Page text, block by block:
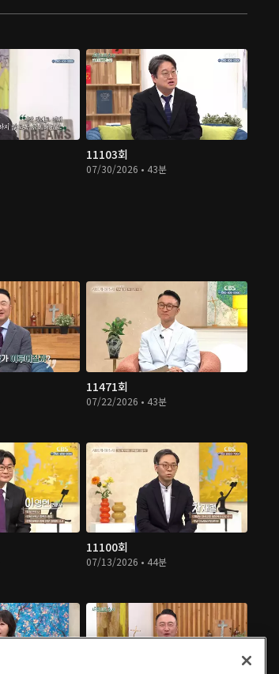
11103회
07/30/2026 • 43분
11471회
07/22/2026 • 43분
11100회
07/13/2026 • 44분